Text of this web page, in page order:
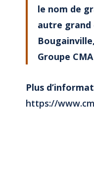
le nom de
autre grand
Groupe
Plus
https://